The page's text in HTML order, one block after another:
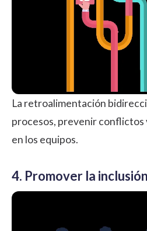
La retroalimentación
procesos, prevenir conflictos
en los equipos.
4. Promover la